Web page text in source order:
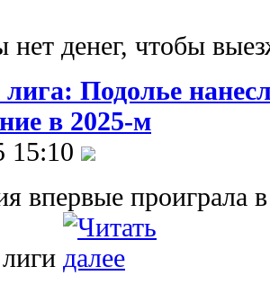
нет денег, чтобы
Подолье
в 2025-м
15:10
впервые проиграла